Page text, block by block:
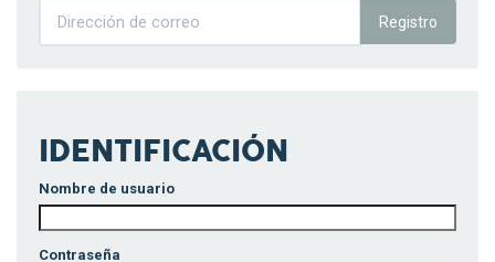
Registro
IDENTIFICACIÓN
Nombre de usuario
Contraseña